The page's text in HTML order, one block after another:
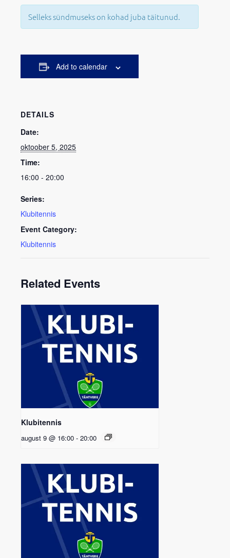
Selleks sündmuseks on kohad juba täitunud.
Add to calendar
DETAILS
Date:
oktoober 5, 2025
Time:
16:00 - 20:00
Series:
Klubitennis
Event Category:
Klubitennis
Related Events
Klubitennis
august 9 @ 16:00 - 20:00